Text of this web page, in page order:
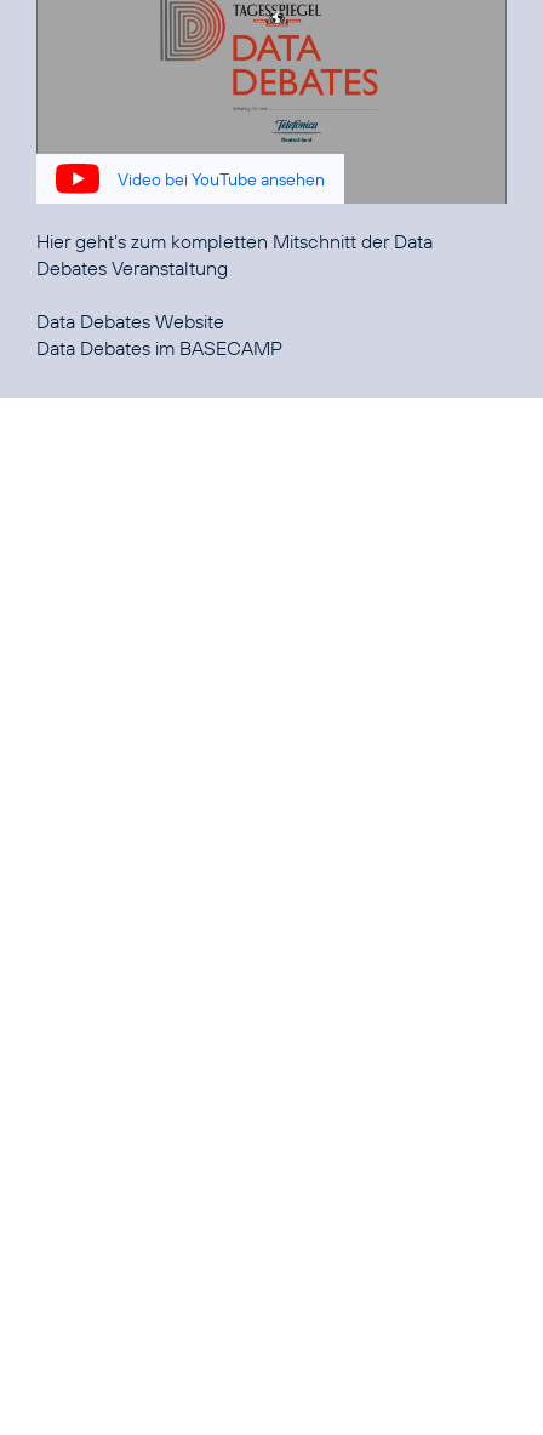
Video bei YouTube ansehen
Hier geht’s zum kompletten Mitschnitt der Data
Debates Veranstaltung
Data Debates
Data Debates im BASECAMP